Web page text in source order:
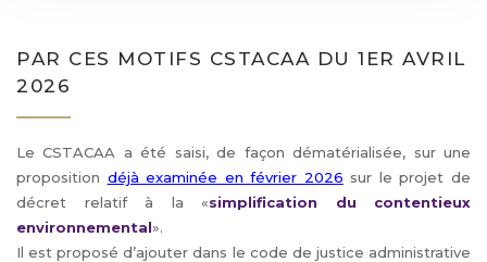
PAR CES MOTIFS CSTACAA DU 1ER AVRIL
2026
Le CSTACAA a été saisi, de façon dématérialisée, sur une
proposition déjà examinée en février 2026 sur le projet de
décret relatif à la «simplification du contentieux
environnemental».
Il est proposé d’ajouter dans le code de justice administrative